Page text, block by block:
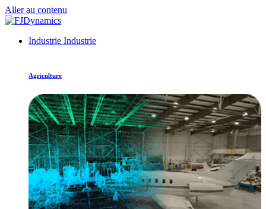
Aller au contenu
Industrie Industrie
Agriculture